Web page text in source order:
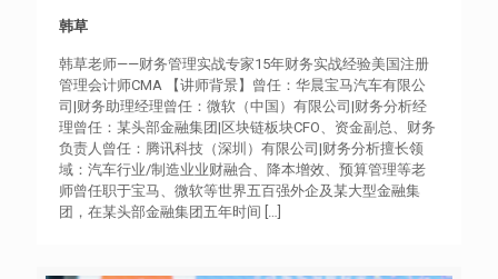
韩草
韩草老师——财务管理实战专家15年财务实战经验美国注册
管理会计师CMA 【讲师背景】曾任：华晨宝马汽车有限公
司|财务助理经理曾任：微软（中国）有限公司|财务分析经
理曾任：某头部金融集团|区块链板块CFO、资金副总、财务
负责人曾任：腾讯科技（深圳）有限公司|财务分析擅长领
域：汽车行业/制造业业财融合、降本增效、预算管理等老
师曾任职于宝马、微软等世界五百强外企及某大型金融集
团，在某头部金融集团五年时间 […]